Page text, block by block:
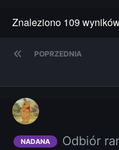
Znaleziono 109
POPRZEDNIA
NADANA Odbiór